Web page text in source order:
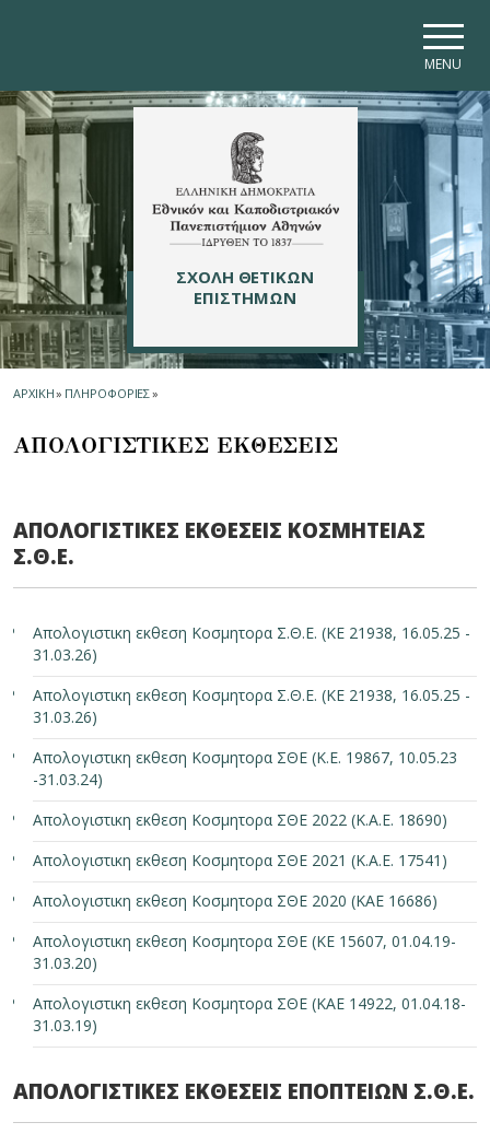
MENU
ΣΧΟΛΗ ΘΕΤΙΚΩΝ
ΕΠΙΣΤΗΜΩΝ
ΑΡΧΙΚΗ» ΠΛΗΡΟΦΟΡΙΕΣ»
ΑΠΟΛΟΓΙΣΤΙΚΕΣ ΕΚΘΕΣΕΙΣ
ΑΠΟΛΟΓΙΣΤΙΚΕΣ ΕΚΘΕΣΕΙΣ ΚΟΣΜΗΤΕΙΑΣ
Σ.Θ.Ε.
Απολογιστικη εκθεση Κοσμητορα Σ.Θ.Ε. (ΚΕ 21938, 16.05.25 -
31.03.26)
Απολογιστικη εκθεση Κοσμητορα Σ.Θ.Ε. (ΚΕ 21938, 16.05.25 -
31.03.26)
Απολογιστικη εκθεση Κοσμητορα ΣΘΕ (Κ.Ε. 19867, 10.05.23
-31.03.24)
Απολογιστικη εκθεση Κοσμητορα ΣΘΕ 2022 (Κ.Α.Ε. 18690)
Απολογιστικη εκθεση Κοσμητορα ΣΘΕ 2021 (Κ.Α.Ε. 17541)
Απολογιστικη εκθεση Κοσμητορα ΣΘΕ 2020 (ΚΑΕ 16686)
Απολογιστικη εκθεση Κοσμητορα ΣΘΕ (ΚΕ 15607, 01.04.19-
31.03.20)
Απολογιστικη εκθεση Κοσμητορα ΣΘΕ (ΚΑΕ 14922, 01.04.18-
31.03.19)
ΑΠΟΛΟΓΙΣΤΙΚΕΣ ΕΚΘΕΣΕΙΣ ΕΠΟΠΤΕΙΩΝ Σ.Θ.Ε.